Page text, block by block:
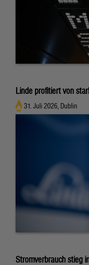
Linde profitiert von
31. Juli 2026, Dublin
Stromverbrauch stieg